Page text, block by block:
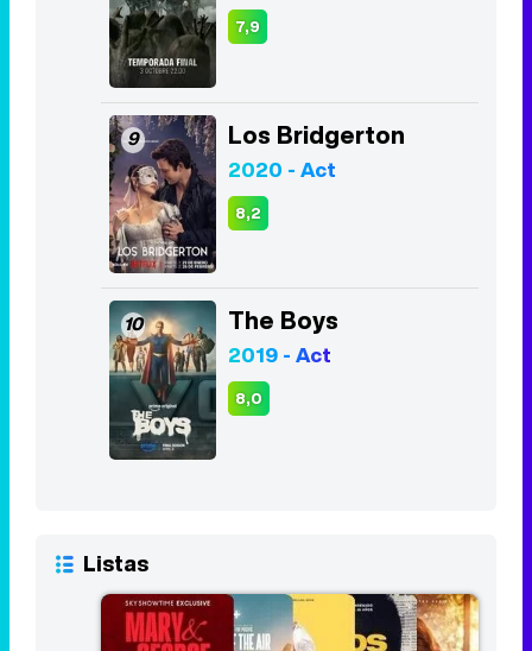
7,9
9 Los Bridgerton
2020 - Act
8,2
10 The Boys
2019 - Act
8,0
Listas